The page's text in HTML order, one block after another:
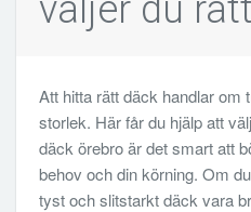
väljer du
Att hitta rätt däck handlar om
storlek. Här får du hjälp att
däck örebro är det smart att
behov och din körning. Om
tyst och slitstarkt däck vara